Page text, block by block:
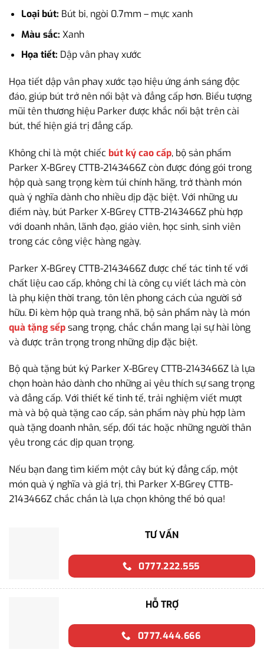
Loại bút: Bút bi, ngòi 0.7mm – mực xanh
Màu sắc: Xanh
Họa tiết: Dập vân phay xước
Họa tiết dập vân phay xước tạo hiệu ứng ánh sáng độc
đáo, giúp bút trở nên nổi bật và đẳng cấp hơn. Biểu tượng
mũi tên thương hiệu Parker được khắc nổi bật trên cài
bút, thể hiện giá trị đẳng cấp.
Không chỉ là một chiếc bút ký cao cấp, bộ sản phẩm
Parker X-BGrey CTTB-2143466Z còn được đóng gói trong
hộp quà sang trọng kèm túi chính hãng, trở thành món
quà ý nghĩa dành cho nhiều dịp đặc biệt. Với những ưu
điểm này, bút Parker X-BGrey CTTB-2143466Z phù hợp
với doanh nhân, lãnh đạo, giáo viên, học sinh, sinh viên
trong các công việc hàng ngày.
Parker X-BGrey CTTB-2143466Z được chế tác tinh tế với
chất liệu cao cấp, không chỉ là công cụ viết lách mà còn
là phụ kiện thời trang, tôn lên phong cách của người sở
hữu. Đi kèm hộp quà trang nhã, bộ sản phẩm này là món
quà tặng sếpsang trọng, chắc chắn mang lại sự hài lòng
và được trân trọng trong những dịp đặc biệt.
Bộ quà tặng bút ký Parker X-BGrey CTTB-2143466Z là lựa
chọn hoàn hảo dành cho những ai yêu thích sự sang trọng
và đẳng cấp. Với thiết kế tinh tế, trải nghiệm viết mượt
mà và bộ quà tặng cao cấp, sản phẩm này phù hợp làm
quà tặng doanh nhân, sếp, đối tác hoặc những người thân
yêu trong các dịp quan trọng.
Nếu bạn đang tìm kiếm một cây bút ký đẳng cấp, một
món quà ý nghĩa và giá trị, thì Parker X-BGrey CTTB-
2143466Z chắc chắn là lựa chọn không thể bỏ qua!
TƯ VẤN
0777.222.555
HỖ TRỢ
0777.444.666